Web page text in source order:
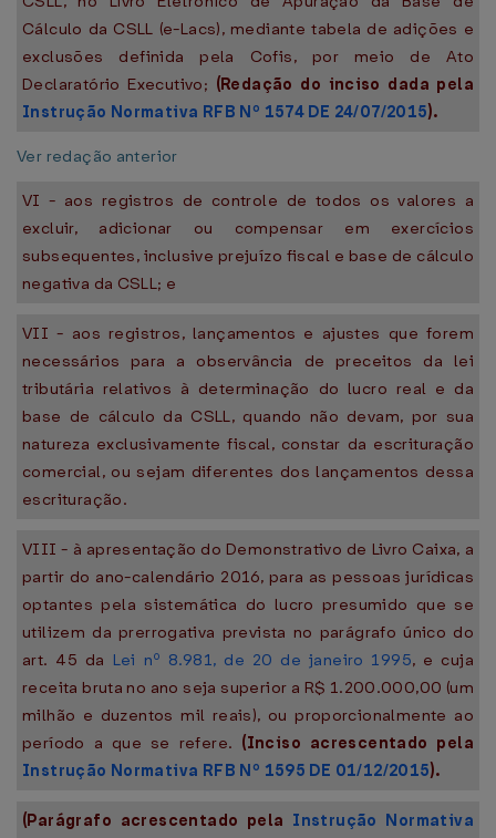
Cálculo da CSLL (e-Lacs), mediante tabela de adições e
exclusões definida pela Cofis, por meio de Ato
Declaratório Executivo; (Redação do inciso dada pela
Instrução Normativa RFB Nº 1574 DE 24/07/2015).
Ver redação anterior
VI - aos registros de controle de todos os valores a
excluir, adicionar ou compensar em exercícios
subsequentes, inclusive prejuízo fiscal e base de cálculo
negativa da CSLL; e
VII - aos registros, lançamentos e ajustes que forem
necessários para a observância de preceitos da lei
tributária relativos à determinação do lucro real e da
base de cálculo da CSLL, quando não devam, por sua
natureza exclusivamente fiscal, constar da escrituração
comercial, ou sejam diferentes dos lançamentos dessa
escrituração.
VIII - à apresentação do Demonstrativo de Livro Caixa, a
partir do ano-calendário 2016, para as pessoas jurídicas
optantes pela sistemática do lucro presumido que se
utilizem da prerrogativa prevista no parágrafo único do
art. 45 da Lei nº 8.981, de 20 de janeiro 1995, e cuja
receita bruta no ano seja superior a R$ 1.200.000,00 (um
milhão e duzentos mil reais), ou proporcionalmente ao
período a que se refere. (Inciso acrescentado pela
Instrução Normativa RFB Nº 1595 DE 01/12/2015).
(Parágrafo acrescentado pela Instrução Normativa